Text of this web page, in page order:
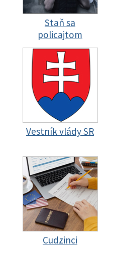
Staň sa
policajtom
Vestník vlády SR
Cudzinci